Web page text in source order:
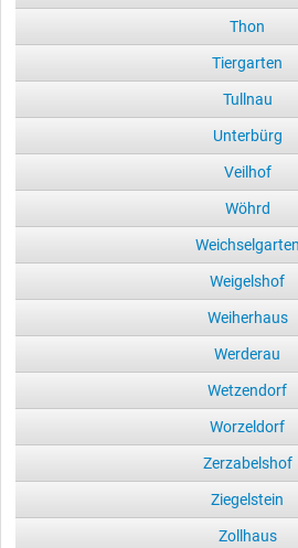
Thon
Tiergarten
Tullnau
Unterbürg
Veilhof
Wöhrd
Weichselgarten
Weigelshof
Weiherhaus
Werderau
Wetzendorf
Worzeldorf
Zerzabelshof
Ziegelstein
Zollhaus